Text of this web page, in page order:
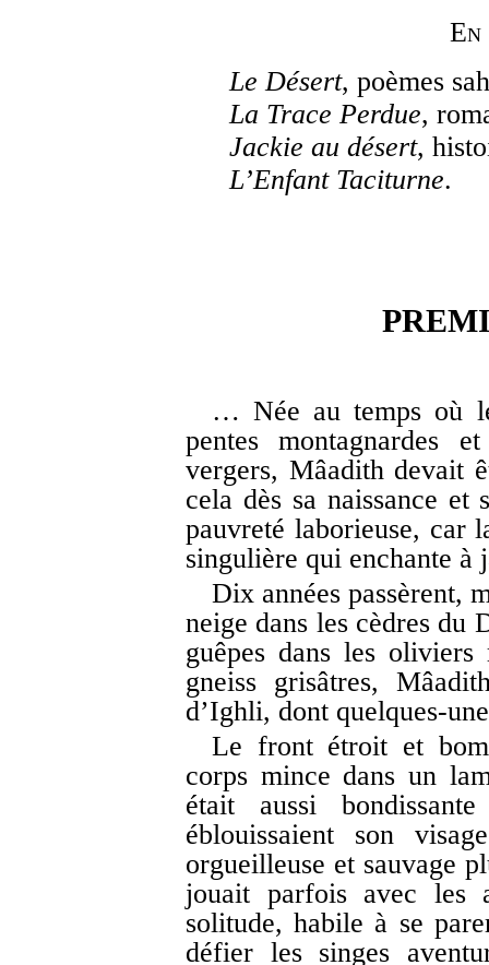
En
Le Désert, poèmes
La Trace Perdue,
Jackie au désert,
L’Enfant Taciturne.
… Née au temps où
pentes montagnardes
vergers, Mâadith devait
cela dès sa naissance et
pauvreté laborieuse, car
singulière qui enchante à
Dix années passèrent,
neige dans les cèdres du
guêpes dans les
gneiss grisâtres,
d’Ighli, dont quelques-
Le front étroit et
corps mince dans un
était aussi
éblouissaient son
orgueilleuse et sauvage
jouait parfois avec les
solitude, habile à se
défier les singes